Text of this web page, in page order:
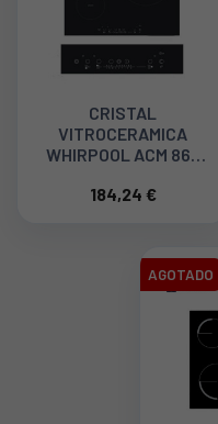
CRISTAL
VITROCERAMICA
WHIRPOOL ACM 865
184,24 €
AGOTADO